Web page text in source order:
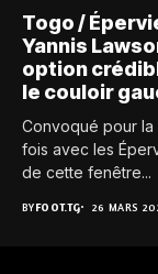
Togo /
Yannis
option
le couloir
Convoqué pour la
fois avec les
de cette fenêtre...
BYFOOT.TG 26 MARS